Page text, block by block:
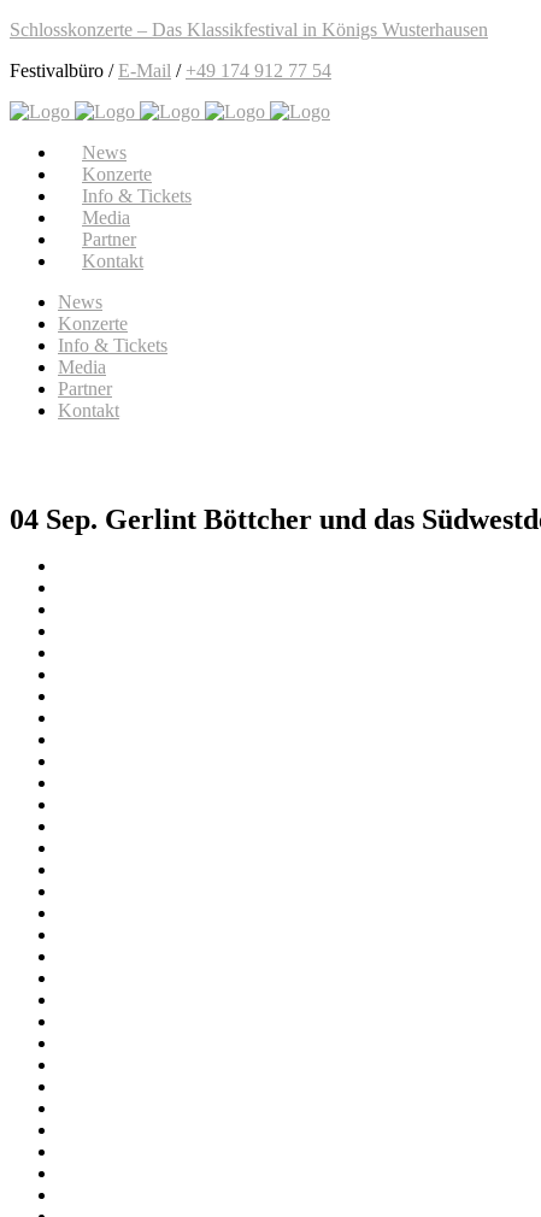
Schlosskonzerte – Das Klassikfestival in Königs Wusterhausen
Festivalbüro /E-Mail / +49 174 912 77 54
News
Konzerte
Info & Tickets
Media
Partner
Kontakt
News
Konzerte
Info & Tickets
Media
Partner
Kontakt
04 Sep. Gerlint Böttcher und das